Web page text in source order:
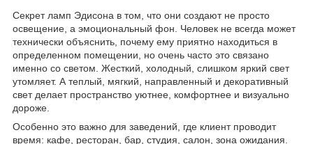
Секрет ламп Эдисона в том, что они создают не просто
освещение, а эмоциональный фон. Человек не всегда может
технически объяснить, почему ему приятно находиться в
определенном помещении, но очень часто это связано
именно со светом. Жесткий, холодный, слишком яркий свет
утомляет. А теплый, мягкий, направленный и декоративный
свет делает пространство уютнее, комфортнее и визуально
дороже.
Особенно это важно для заведений, где клиент проводит
время: кафе, ресторан, бар, студия, салон, зона ожидания.